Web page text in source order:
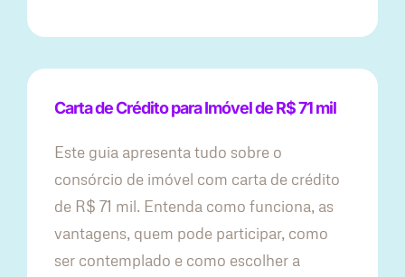
Carta de Crédito para Imóvel de R$ 71 mil
Este guia apresenta tudo sobre o
consórcio de imóvel com carta de crédito
de R$ 71 mil. Entenda como funciona, as
vantagens, quem pode participar, como
ser contemplado e como escolher a